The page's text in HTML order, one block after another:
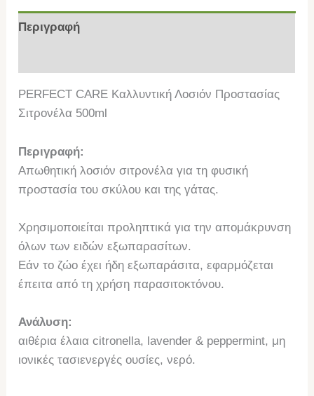
Περιγραφή
PERFECT CARE Καλλυντική Λοσιόν Προστασίας
Σιτρονέλα 500ml
Περιγραφή:
Απωθητική λοσιόν σιτρονέλα για τη φυσική
προστασία του σκύλου και της γάτας.
Χρησιμοποιείται προληπτικά για την απομάκρυνση
όλων των ειδών εξωπαρασίτων.
Εάν το ζώο έχει ήδη εξωπαράσιτα, εφαρμόζεται
έπειτα από τη χρήση παρασιτοκτόνου.
Ανάλυση:
αιθέρια έλαια citronella, lavender & peppermint, μη
ιονικές τασιενεργές ουσίες, νερό.